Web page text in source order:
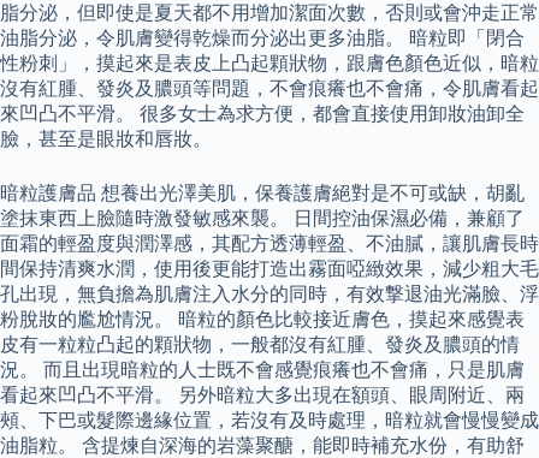
脂分泌，但即使是夏天都不用增加潔面次數，否則或會沖走正常
油脂分泌，令肌膚變得乾燥而分泌出更多油脂。 暗粒即「閉合
性粉刺」，摸起來是表皮上凸起顆狀物，跟膚色顏色近似，暗粒
沒有紅腫、發炎及膿頭等問題，不會痕癢也不會痛，令肌膚看起
來凹凸不平滑。 很多女士為求方便，都會直接使用卸妝油卸全
臉，甚至是眼妝和唇妝。
暗粒護膚品 想養出光澤美肌，保養護膚絕對是不可或缺，胡亂
塗抹東西上臉隨時激發敏感來襲。 日間控油保濕必備，兼顧了
面霜的輕盈度與潤澤感，其配方透薄輕盈、不油膩，讓肌膚長時
間保持清爽水潤，使用後更能打造出霧面啞緻效果，減少粗大毛
孔出現，無負擔為肌膚注入水分的同時，有效撃退油光滿臉、浮
粉脫妝的尷尬情況。 暗粒的顏色比較接近膚色，摸起來感覺表
皮有一粒粒凸起的顆狀物，一般都沒有紅腫、發炎及膿頭的情
況。 而且出現暗粒的人士既不會感覺痕癢也不會痛，只是肌膚
看起來凹凸不平滑。 另外暗粒大多出現在額頭、眼周附近、兩
頰、下巴或髮際邊緣位置，若沒有及時處理，暗粒就會慢慢變成
油脂粒。 含提煉自深海的岩藻聚醣，能即時補充水份，有助舒